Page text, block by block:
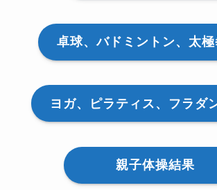
卓球、バドミントン、太
ヨガ、ピラティス、フラダ
親子体操結果